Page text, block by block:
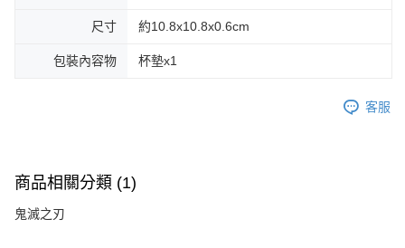
尺寸 約10.8x10.8x0.6cm
包裝內容物 杯墊x1
客服
商品相關分類 (1)
鬼滅之刃